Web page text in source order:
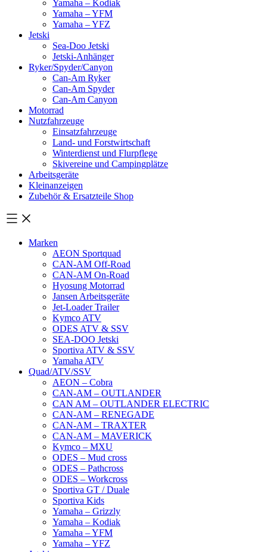
Yamaha – Kodiak
Yamaha – YFM
Yamaha – YFZ
Jetski
Sea-Doo Jetski
Jetski-Anhänger
Ryker/Spyder/Canyon
Can-Am Ryker
Can-Am Spyder
Can-Am Canyon
Motorrad
Nutzfahrzeuge
Einsatzfahrzeuge
Land- und Forstwirtschaft
Winterdienst und Flurpflege
Skivereine und Campingplätze
Arbeitsgeräte
Kleinanzeigen
Zubehör & Ersatzteile Shop
Marken
AEON Sportquad
CAN-AM Off-Road
CAN-AM On-Road
Hyosung Motorrad
Jansen Arbeitsgeräte
Jet-Loader Trailer
Kymco ATV
ODES ATV & SSV
SEA-DOO Jetski
Sportiva ATV & SSV
Yamaha ATV
Quad/ATV/SSV
AEON – Cobra
CAN-AM – OUTLANDER
CAN AM – OUTLANDER ELECTRIC
CAN-AM – RENEGADE
CAN-AM – TRAXTER
CAN-AM – MAVERICK
Kymco – MXU
ODES – Mud cross
ODES – Pathcross
ODES – Workcross
Sportiva GT / Duale
Sportiva Kids
Yamaha – Grizzly
Yamaha – Kodiak
Yamaha – YFM
Yamaha – YFZ